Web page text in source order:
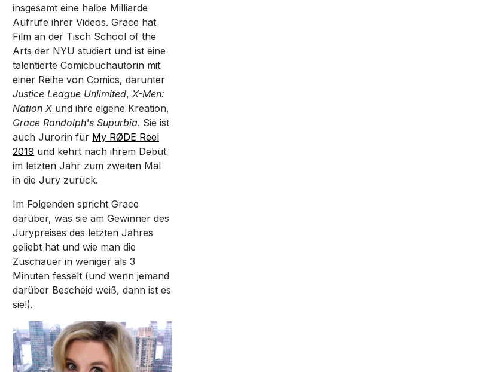
insgesamt eine halbe Milliarde
Aufrufe ihrer Videos. Grace hat
Film an der Tisch School of the
Arts der NYU studiert und ist eine
talentierte Comicbuchautorin mit
einer Reihe von Comics, darunter
Justice League Unlimited,X-Men:
Nation Xund ihre eigene Kreation,
Grace Randolph's Supurbia. Sie ist
auch Jurorin für My RØDE Reel
2019 und kehrt nach ihrem Debüt
im letzten Jahr zum zweiten Mal
in die Jury zurück.
Im Folgenden spricht Grace
darüber, was sie am Gewinner des
Jurypreises des letzten Jahres
geliebt hat und wie man die
Zuschauer in weniger als 3
Minuten fesselt (und wenn jemand
darüber Bescheid weiß, dann ist es
sie!).